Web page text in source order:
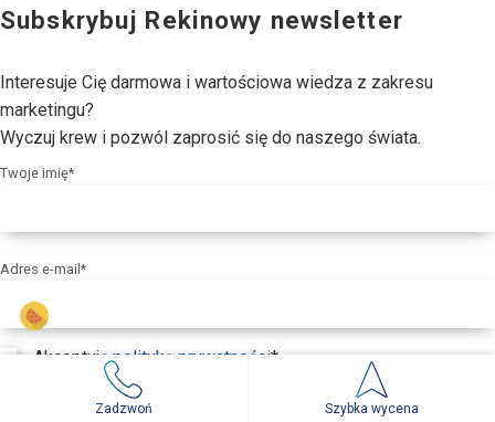
Subskrybuj Rekinowy newsletter
Interesuje Cię darmowa i wartościowa wiedza z zakresu
marketingu?
Wyczuj krew i pozwól zaprosić się do naszego świata.
Twoje imię*
Adres e-mail*
Akceptujępolitykę prywatności*
ZAPISZ SIĘ
Zadzwoń Szybka wycena